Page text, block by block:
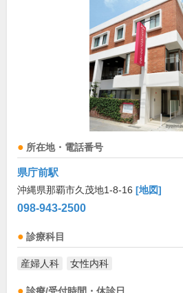
所在地・電話番号
県庁前駅
沖縄県那覇市久茂地1-8-16 [地図]
098-943-2500
診療科目
産婦人科 女性内科